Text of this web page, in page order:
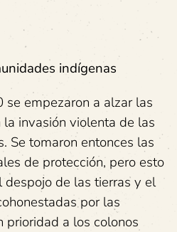
indígenas
empezaron a alzar las
invasión violenta de las
Se tomaron entonces las
de protección, pero esto
de las tierras y el
por las
prioridad a los colonos